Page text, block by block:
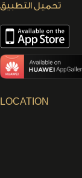
تحميل التطبيق
LOCATION